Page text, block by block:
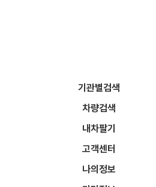
기관별검색
차량검색
내차팔기
고객센터
나의정보